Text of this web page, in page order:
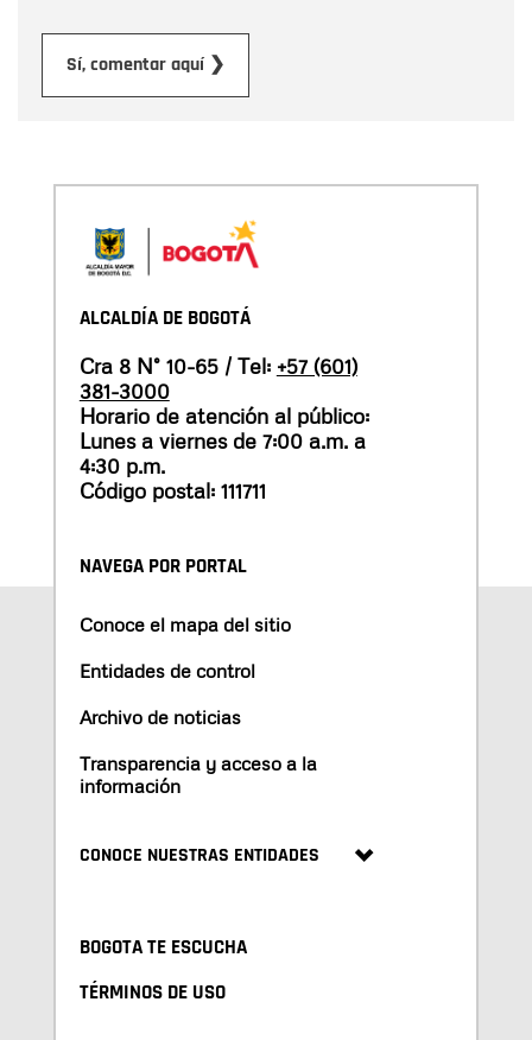
Sí, comentar aquí ❯
ALCALDÍA DE BOGOTÁ
Cra 8 N° 10-65 / Tel: +57 (601)
381-3000
Horario de atención al público:
Lunes a viernes de 7:00 a.m. a
4:30 p.m.
Código postal: 111711
NAVEGA POR PORTAL
Conoce el mapa del sitio
Entidades de control
Archivo de noticias
Transparencia y acceso a la
información
CONOCE NUESTRAS ENTIDADES
BOGOTA TE ESCUCHA
TÉRMINOS DE USO